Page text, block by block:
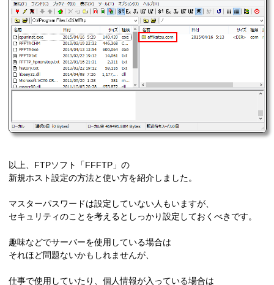
以上、FTPソフト「FFFTP」の
新規ホスト設定の方法と使い方を紹介しました。
マスターパスワードは設定していない人もいますが、
セキュリティのことを考えるとしっかり設定しておくべきです。
趣味などでサーバーを使用している場合は
それほど問題ないかもしれませんが、
仕事で使用していたり、個人情報が入っている場合は